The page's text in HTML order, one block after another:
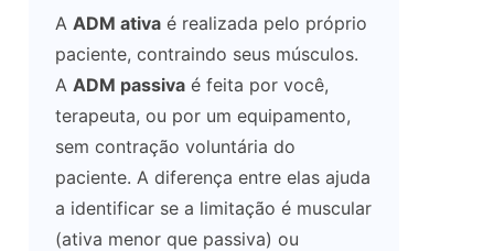
A ADM ativa é realizada pelo próprio
paciente, contraindo seus músculos.
A ADM passiva é feita por você,
terapeuta, ou por um equipamento,
sem contração voluntária do
paciente. A diferença entre elas ajuda
a identificar se a limitação é muscular
(ativa menor que passiva) ou